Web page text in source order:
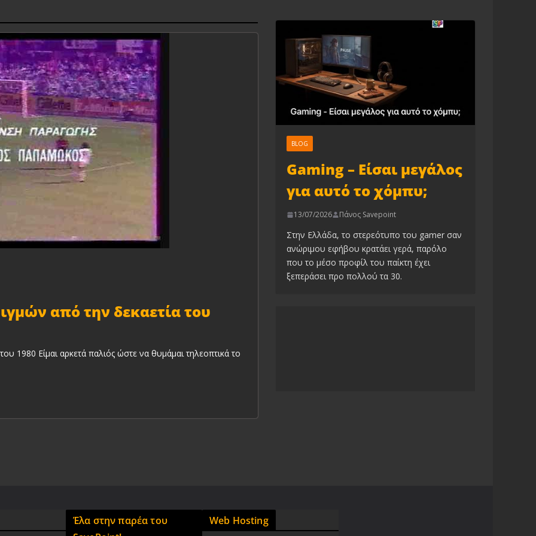
από την δεκαετία του
1980 Είμαι αρκετά παλιός ώστε να θυμάμαι τηλεοπτικά το
BLOG
Gaming – Είσαι μεγάλος
για αυτό το χόμπυ;
13/07/2026 Πάνος Savepoint
Στην Ελλάδα, το στερεότυπο του gamer σαν
ανώριμου εφήβου κρατάει γερά, παρόλο
που το μέσο προφίλ του παίκτη έχει
ξεπεράσει προ πολλού τα 30.
Έλα στην παρέα του
Web Hosting